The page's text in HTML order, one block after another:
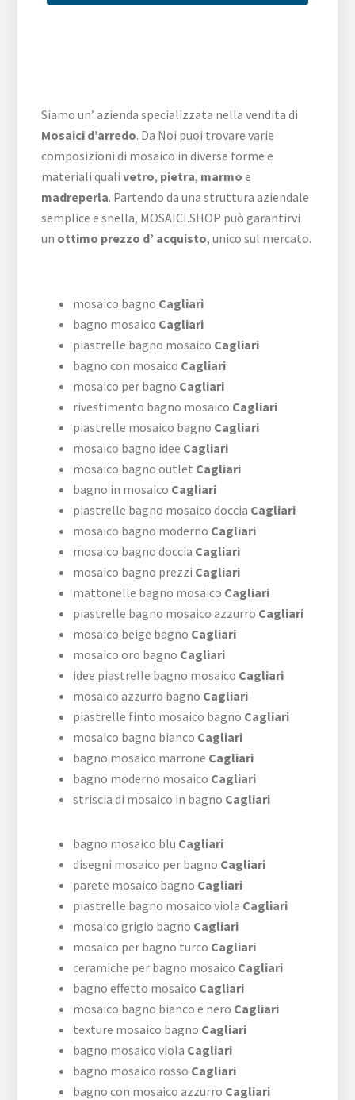
Siamo un’ azienda specializzata nella vendita di
Mosaici d’arredo. Da Noi puoi trovare varie
composizioni di mosaico in diverse forme e
materiali qualivetro, pietra, marmo e
madreperla. Partendo da una struttura aziendale
semplice e snella, MOSAICI.SHOP può garantirvi
un ottimo prezzo d’ acquisto, unico sul mercato.
mosaico bagno Cagliari
bagno mosaico Cagliari
piastrelle bagno mosaico Cagliari
bagno con mosaico Cagliari
mosaico per bagno Cagliari
rivestimento bagno mosaico Cagliari
piastrelle mosaico bagno Cagliari
mosaico bagno idee Cagliari
mosaico bagno outlet Cagliari
bagno in mosaico Cagliari
piastrelle bagno mosaico doccia Cagliari
mosaico bagno moderno Cagliari
mosaico bagno doccia Cagliari
mosaico bagno prezzi Cagliari
mattonelle bagno mosaico Cagliari
piastrelle bagno mosaico azzurro Cagliari
mosaico beige bagno Cagliari
mosaico oro bagno Cagliari
idee piastrelle bagno mosaico Cagliari
mosaico azzurro bagno Cagliari
piastrelle finto mosaico bagno Cagliari
mosaico bagno bianco Cagliari
bagno mosaico marrone Cagliari
bagno moderno mosaico Cagliari
striscia di mosaico in bagno Cagliari
bagno mosaico blu Cagliari
disegni mosaico per bagno Cagliari
parete mosaico bagno Cagliari
piastrelle bagno mosaico viola Cagliari
mosaico grigio bagno Cagliari
mosaico per bagno turco Cagliari
ceramiche per bagno mosaico Cagliari
bagno effetto mosaico Cagliari
mosaico bagno bianco e nero Cagliari
texture mosaico bagno Cagliari
bagno mosaico viola Cagliari
bagno mosaico rosso Cagliari
bagno con mosaico azzurro Cagliari